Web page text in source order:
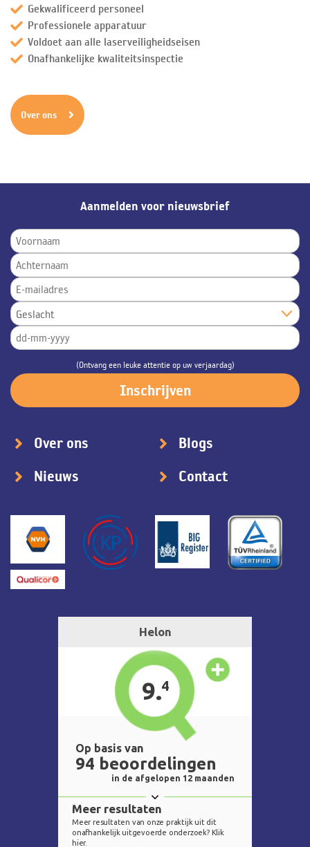
Gekwalificeerd personeel
Professionele apparatuur
Voldoet aan alle laserveiligheidseisen
Onafhankelijke kwaliteitsinspectie
Over ons
Aanmelden voor nieuwsbrief
(Ontvang een leuke attentie op uw verjaardag)
Over ons
Blogs
Nieuws
Contact